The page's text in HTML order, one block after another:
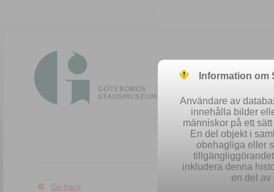
Easy
Go back
Information
Användare av
innehålla bilder
människor på ett
En del objekt i
obehagliga eller
inkludera denna
en del av